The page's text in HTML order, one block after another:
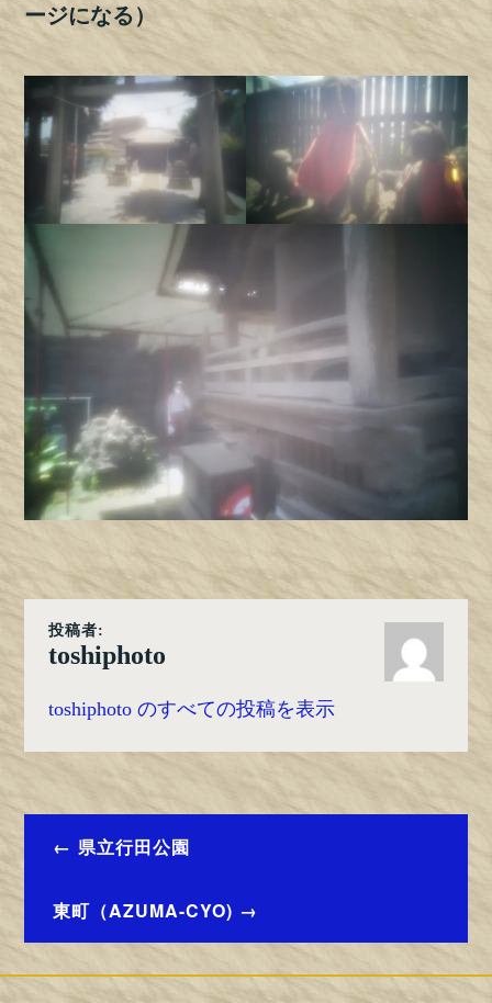
ージになる）
投稿者:
toshiphoto
toshiphoto のすべての投稿を表示
投
ナ
ビ
県立行田公園
東町（AZUMA-CYO)